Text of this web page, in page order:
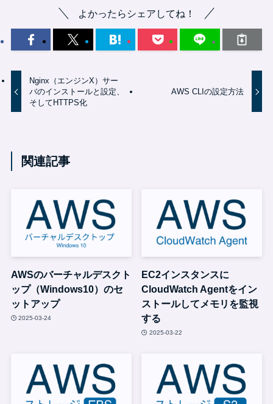
よかったらシェアしてね！
Nginx（エンジンX）サー
バのインストールと設定、
そしてHTTPS化
AWS CLIの設定方法
関連記事
AWSのバーチャルデスクト
ップ（Windows10）のセ
ットアップ
2025-03-24
EC2インスタンスに
CloudWatch Agentをイン
ストールしてメモリを監視
する
2025-03-22